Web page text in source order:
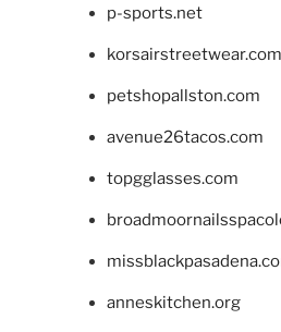
p-sports.net
korsairstreetwear.com
petshopallston.com
avenue26tacos.com
topgglasses.com
anneskitchen.org